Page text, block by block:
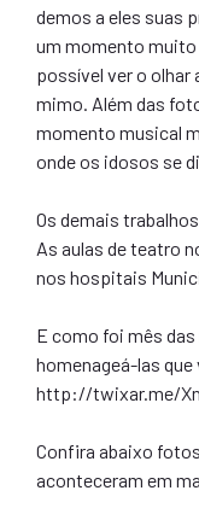
demos a eles suas
um momento
possível ver o olhar
mimo. Além das
momento musical
onde os idosos se
Os demais
As aulas de teatro
nos hospitais
E como foi mês
homenageá-las
http://twixar.me/
Confira abaixo
aconteceram em